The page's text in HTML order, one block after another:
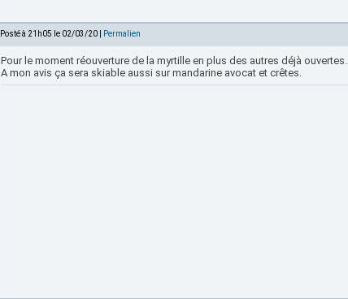
Posté à 21h05 le 02/03/20 | Permalien
Pour le moment réouverture de la myrtille en plus des autres déjà ouvertes.
A mon avis ça sera skiable aussi sur mandarine avocat et crêtes.